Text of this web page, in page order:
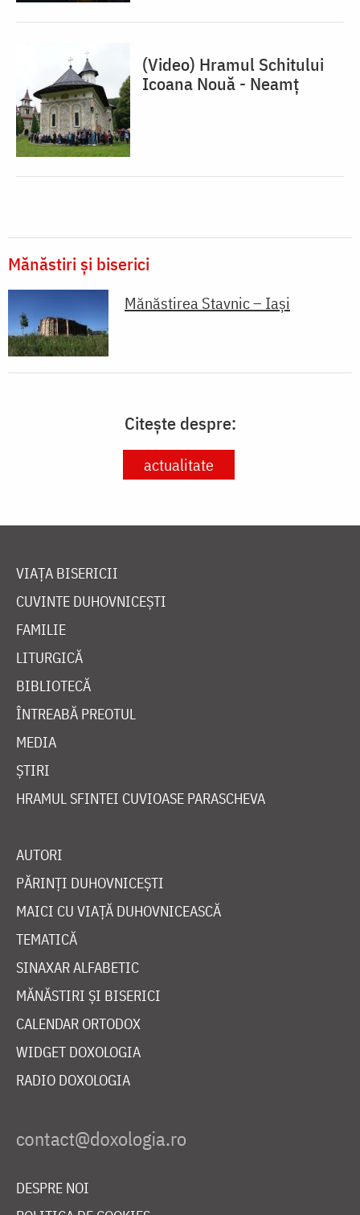
(Video) Hramul Schitului
Icoana Nouă - Neamț
Mănăstiri și biserici
Mănăstirea Stavnic – Iași
Citește despre:
actualitate
VIAȚA BISERICII
CUVINTE DUHOVNICEȘTI
FAMILIE
LITURGICĂ
BIBLIOTECĂ
ÎNTREABĂ PREOTUL
MEDIA
ȘTIRI
HRAMUL SFINTEI CUVIOASE PARASCHEVA
AUTORI
PĂRINȚI DUHOVNICEȘTI
MAICI CU VIAȚĂ DUHOVNICEASCĂ
TEMATICĂ
SINAXAR ALFABETIC
MĂNĂSTIRI ȘI BISERICI
CALENDAR ORTODOX
WIDGET DOXOLOGIA
RADIO DOXOLOGIA
DESPRE NOI